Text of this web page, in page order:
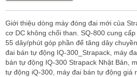
Giới thiệu dòng máy đóng đai mới của
cơ DC không chổi than. SQ-800 cung
55 dây/phút góp phần để tăng dây
đai bán tự động IQ-300_Strapack, máy
bán tự động IQ-300 Strapack Nhật Bản,
tự động iQ-300, máy đai bán tự động giá